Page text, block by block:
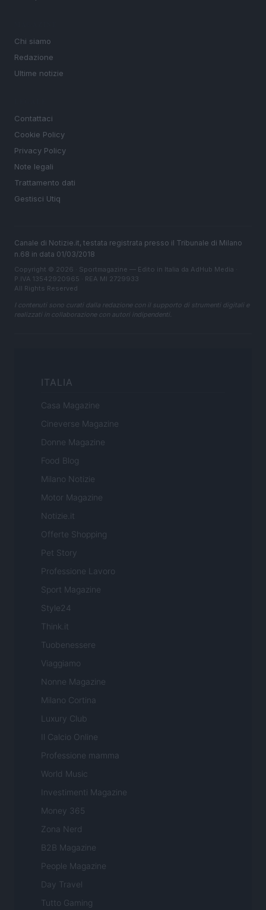
Chi siamo
Redazione
Ultime notizie
Contattaci
Cookie Policy
Privacy Policy
Note legali
Trattamento dati
Gestisci Utiq
Canale di Notizie.it, testata registrata presso il Tribunale di Milano
n.68 in data 01/03/2018
Copyright © 2026 · Sportmagazine — Edito in Italia da AdHub Media
P.IVA 13542920965 · REA MI 2729933
All Rights Reserved
I contenuti sono curati dalla redazione con il supporto di strumenti digitali e
realizzati in collaborazione con autori indipendenti.
ITALIA
Casa Magazine
Cineverse Magazine
Donne Magazine
Food Blog
Milano Notizie
Motor Magazine
Notizie.it
Offerte Shopping
Pet Story
Professione Lavoro
Sport Magazine
Style24
Think.it
Tuobenessere
Viaggiamo
Nonne Magazine
Milano Cortina
Luxury Club
Il Calcio Online
Professione mamma
World Music
Investimenti Magazine
Money 365
Zona Nerd
B2B Magazine
People Magazine
Day Travel
Tutto Gaming